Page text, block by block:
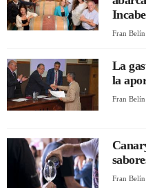
Incabe
Fran Belín
La
la
Fran Belín
Fran Belín